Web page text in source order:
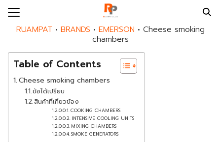
Skip
content
US
SERVICES
Search
RUAMPAT • BRANDS • EMERSON • Cheese smoking
chambers
Table of Contents
Cheese smoking chambers
ข้อได้เปรียบ
สินค้าที่เกี่ยวข้อง
COOKING CHAMBERS
INTENSIVE COOLING UNITS
MIXING CHAMBERS
SMOKE GENERATORS